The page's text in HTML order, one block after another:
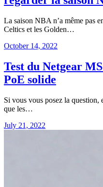
La saison NBA n’a même pas
Celtics et les Golden…
October 14, 2022
Test du Netgear
PoE solide
Si vous vous posez la question,
que les…
July 21, 2022